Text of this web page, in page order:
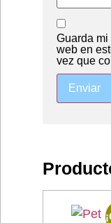
Guarda
web en
vez que